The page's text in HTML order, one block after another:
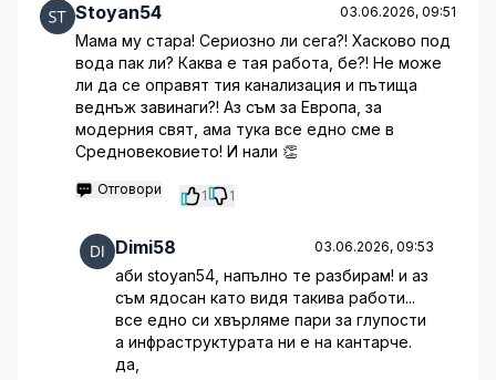
Stoyan54 03.06.2026, 09:51
Мама му стара! Сериозно ли сега?! Хасково под
вода пак ли? Каква е тая работа, бе?! Не може
ли да се оправят тия канализация и пътища
веднъж завинаги?! Аз съм за Европа, за
модерния свят, ама тука все едно сме в
Средновековието! И нали 👏
Отговори 1 1
Dimi58 03.06.2026, 09:53
аби stoyan54, напълно те разбирам! и аз
съм ядосан като видя такива работи...
все едно си хвърляме пари за глупости
а инфраструктурата ни е на кантарче.
да,